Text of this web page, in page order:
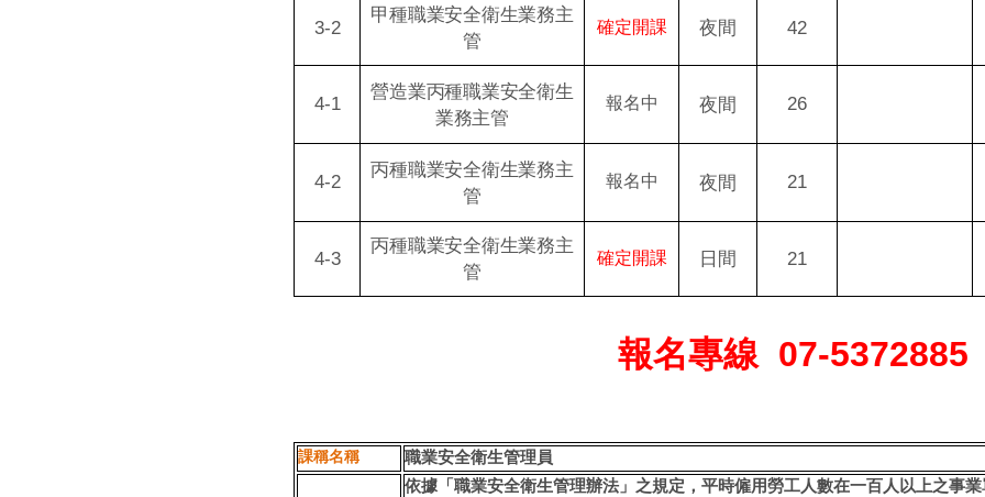
3-2
甲種職業安全衛生業務主
管
確定開課 夜間 42
4-1
營造業丙種職業安全衛生
業務主管
報名中 夜間 26
4-2
丙種職業安全衛生業務主
管
報名中 夜間 21
4-3
丙種職業安全衛生業務主
管
確定開課 日間 21
報名專線 07-5372885
課稱名稱 職業安全衛生管理員
依據「職業安全衛生管理辦法」之規定，平時僱用勞工人數在一百人以上之事業